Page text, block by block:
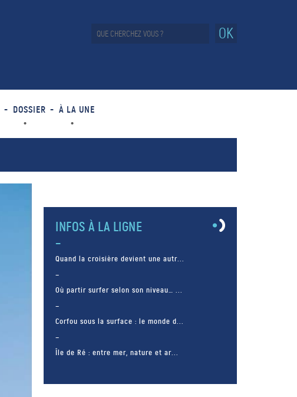
OK
DOSSIER À LA UNE
INFOS À LA LIGNE
Quand la croisière devient une autr...
Où partir surfer selon son niveau… ...
Corfou sous la surface : le monde d...
Île de Ré : entre mer, nature et ar...